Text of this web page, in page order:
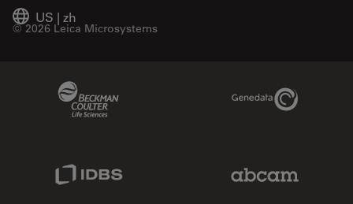
US | zh
© 2026 Leica Microsystems
Genedata Link